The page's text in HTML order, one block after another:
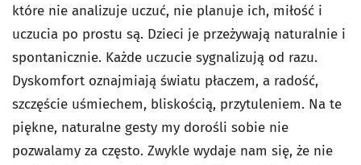
które nie analizuje uczuć, nie planuje ich, miłość i
uczucia po prostu są. Dzieci je przeżywają naturalnie i
spontanicznie. Każde uczucie sygnalizują od razu.
Dyskomfort oznajmiają światu płaczem, a radość,
szczęście uśmiechem, bliskością, przytuleniem. Na te
piękne, naturalne gesty my dorośli sobie nie
pozwalamy za często. Zwykle wydaje nam się, że nie